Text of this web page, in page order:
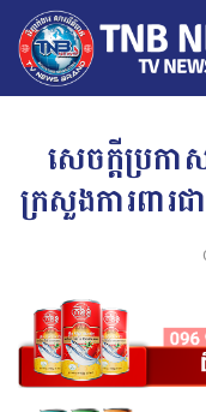
សេចក្តីប្រក
ក្រសួងការពារជ